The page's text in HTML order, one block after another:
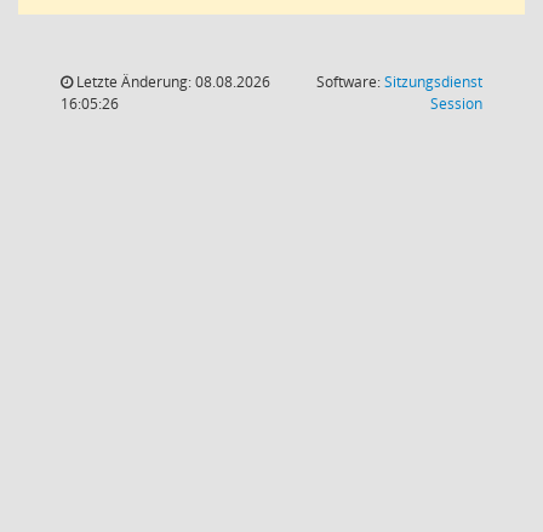
Letzte Änderung: 08.08.2026
16:05:26
Software:Sitzungsdienst
Session(Wird in